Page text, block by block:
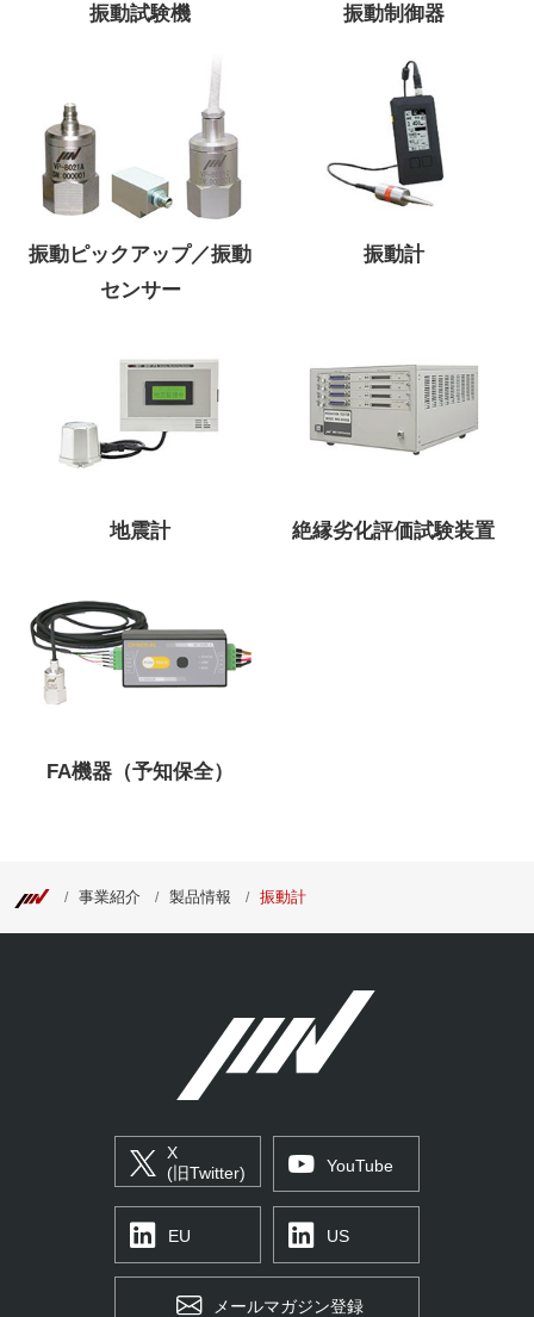
振動試験機 振動制御器
振動ピックアップ／振動
センサー
振動計
地震計 絶縁劣化評価試験装置
FA機器（予知保全）
事業紹介 製品情報 振動計
X
(旧Twitter)
YouTube
EU US
メールマガジン登録